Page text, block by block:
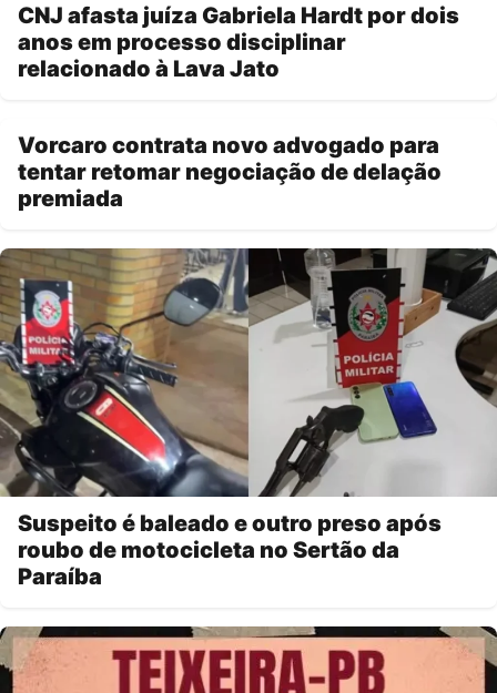
CNJ afasta juíza Gabriela Hardt por dois
anos em processo disciplinar
relacionado à Lava Jato
Vorcaro contrata novo advogado para
tentar retomar negociação de delação
premiada
Suspeito é baleado e outro preso após
roubo de motocicleta no Sertão da
Paraíba